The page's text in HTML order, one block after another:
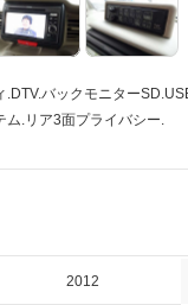
バックモニター
ム.リア3面プライバシー.
2012